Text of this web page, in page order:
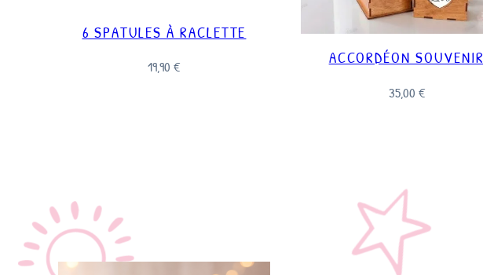
6 SPATULES À RACLETTE
19,90€ ACCORDÉON SOUVENIR
35,00 €